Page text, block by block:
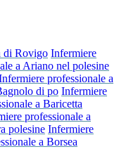
di Rovigo Infermiere
a Ariano nel polesine
professionale a
di po Infermiere
a Baricetta
professionale a
polesine Infermiere
a Borsea